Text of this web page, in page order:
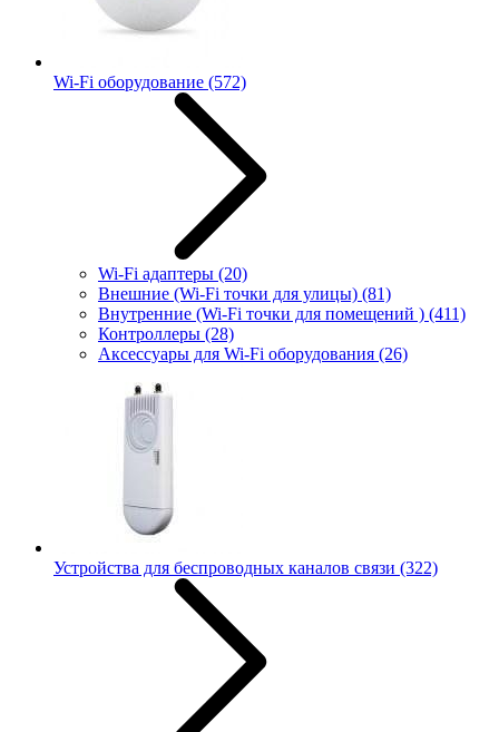
Wi-Fi оборудование (572)
Wi-Fi адаптеры (20)
Внешние (Wi-Fi точки для улицы) (81)
Внутренние (Wi-Fi точки для помещений ) (411)
Контроллеры (28)
Аксессуары для Wi-Fi оборудования (26)
Устройства для беспроводных каналов связи (322)